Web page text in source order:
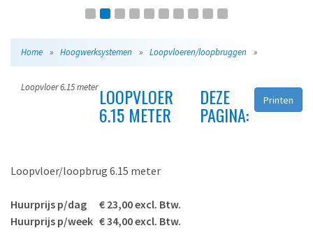
Home » Hoogwerksystemen » Loopvloeren/loopbruggen »
Loopvloer 6.15 meter LOOPVLOER
6.15 METER
DEZE
PAGINA:
Printen
Loopvloer/loopbrug 6.15 meter
Huurprijs p/dag € 23,00 excl. Btw.
Huurprijs p/week € 34,00 excl. Btw.